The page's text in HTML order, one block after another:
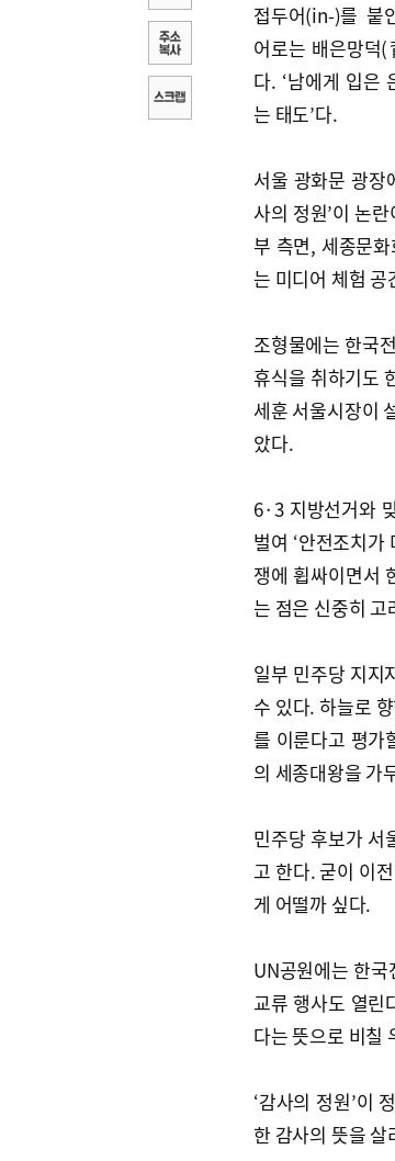
접두어(in-)를
어로는 배은망
다. ‘남에게 입은
는 태도’다.
서울 광화문 광장
사의 정원’이 논
부 측면, 세종문
는 미디어 체험
조형물에는 한국
휴식을 취하기도
세훈 서울시장이
았다.
6·3 지방선거와
벌여 ‘안전조치
쟁에 휩싸이면서
는 점은 신중히 고
일부 민주당 지지
수 있다. 하늘로
를 이룬다고 평가
의 세종대왕을 가
민주당 후보가 서
고 한다. 굳이 이
게 어떨까 싶다.
UN공원에는 한
교류 행사도 열린
다는 뜻으로 비칠
‘감사의 정원’이
한 감사의 뜻을